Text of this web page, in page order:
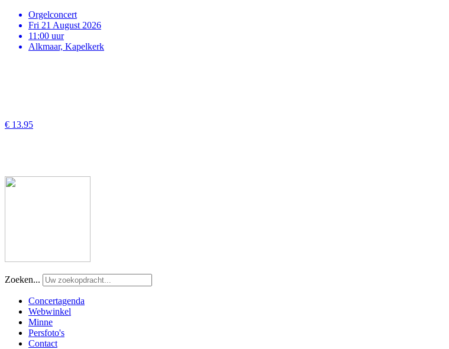
Orgelconcert
Fri 21 August 2026
11:00 uur
Alkmaar, Kapelkerk
€ 13.95
Zoeken...
Concertagenda
Webwinkel
Minne
Persfoto's
Contact